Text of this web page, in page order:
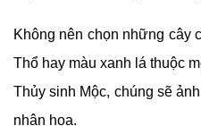
Không nên chọn những cây
Thổ hay màu xanh lá thuộc
Thủy sinh Mộc, chúng sẽ
nhận hoa.